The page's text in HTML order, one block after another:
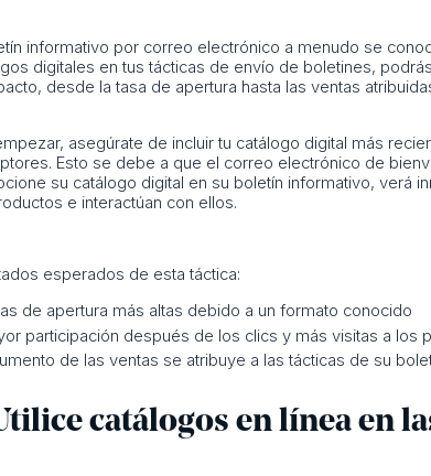
informativo por correo electrónico a menudo se
digitales en tus tácticas de envío de boletines,
desde la tasa de apertura hasta las ventas
asegúrate de incluir tu catálogo digital más
Esto se debe a que el correo electrónico de
su catálogo digital en su boletín informativo, verá
e interactúan con ellos.
esperados de esta táctica:
de apertura más altas debido a un formato conocido
participación después de los clics y más visitas a los
de las ventas se atribuye a las tácticas de su
catálogos en línea en